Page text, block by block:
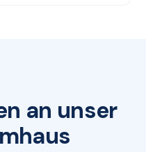
an unser